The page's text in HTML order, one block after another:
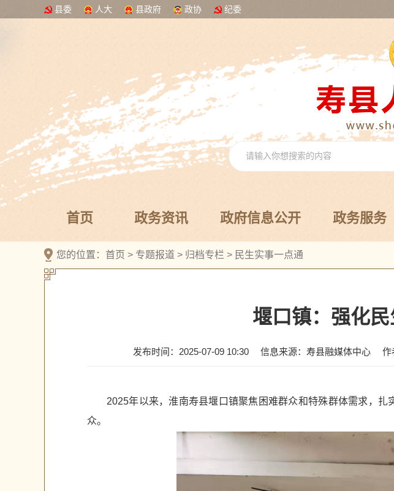
县委 人大 县政府 政协 纪委
首页 政务资讯 政府信息公开 政务服务
您的位置： 首页 > 专题报道 > 归档专栏 > 民生实事一点通
堰口镇：强化
发布时间：2025-07-09 10:30 信息来源：寿县融媒体中心 作
2025年以来，淮南寿县堰口镇聚焦困难群众和特殊群体需求，
众。